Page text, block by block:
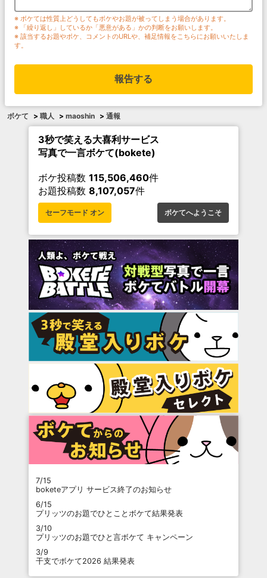
※ ボケては性質上どうしてもボケやお題が被ってしまう場合があります。
※ 「繰り返し」しているか「悪意がある」かの判断をお願いします。
※ 該当するお題やボケ、コメントのURLや、補足情報をこちらにお願いいたしま
す。
報告する
ボケて > 職人 > maoshin > 通報
3秒で笑える大喜利サービス
写真で一言ボケて(bokete)
ボケ投稿数 115,506,460件
お題投稿数 8,107,057件
セーフモード オン ボケてへようこそ
7/15
boketeアプリ サービス終了のお知らせ
6/15
プリッツのお題でひとことボケて結果発表
3/10
プリッツのお題でひと言ボケて キャンペーン
3/9
干支でボケて2026 結果発表